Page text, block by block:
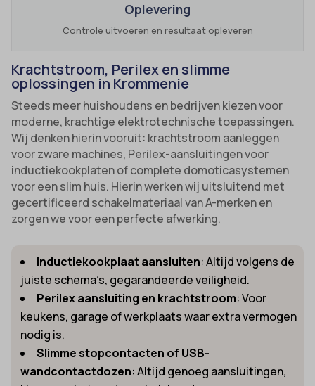
Oplevering
Controle uitvoeren en resultaat opleveren
Krachtstroom, Perilex en slimme
oplossingen in Krommenie
Steeds meer huishoudens en bedrijven kiezen voor
moderne, krachtige elektrotechnische toepassingen.
Wij denken hierin vooruit: krachtstroom aanleggen
voor zware machines, Perilex-aansluitingen voor
inductiekookplaten of complete domoticasystemen
voor een slim huis. Hierin werken wij uitsluitend met
gecertificeerd schakelmateriaal van A-merken en
zorgen we voor een perfecte afwerking.
Inductiekookplaat aansluiten: Altijd volgens de
juiste schema’s, gegarandeerde veiligheid.
Perilex aansluiting en krachtstroom: Voor
keukens, garage of werkplaats waar extra vermogen
nodig is.
Slimme stopcontacten of USB-
wandcontactdozen: Altijd genoeg aansluitingen,